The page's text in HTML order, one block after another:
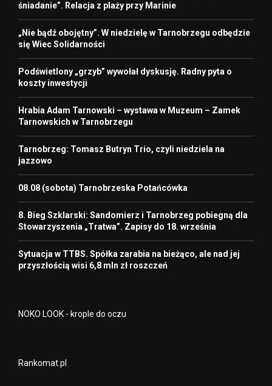
śniadanie”. Relacja z plaży przy Marinie
„Nie bądź obojętny”. W niedzielę w Tarnobrzegu odbędzie
się Wiec Solidarności
Podświetlony „grzyb” wywołał dyskusję. Radny pyta o
koszty inwestycji
Hrabia Adam Tarnowski – wystawa w Muzeum – Zamek
Tarnowskich w Tarnobrzegu
Tarnobrzeg: Tomasz Butryn Trio, czyli niedziela na
jazzowo
08.08 (sobota) Tarnobrzeska Potańcówka
8. Bieg Szklarski: Sandomierz i Tarnobrzeg pobiegną dla
Stowarzyszenia „Tratwa”. Zapisy do 18. września
Sytuacja w TTBS. Spółka zarabia na bieżąco, ale nad jej
przyszłością wisi 6,8 mln zł roszczeń
NOKO LOOK - krople do oczu
Rankomat.pl